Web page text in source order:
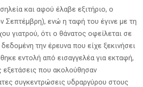
και αφού έλαβε εξιτήριο, ο
Σεπτέμβρη), ενώ η ταφή του έγινε με τη
γιατρού, ότι ο θάνατος οφείλεται σε
την έρευνα που είχε ξεκινήσει
εντολή από εισαγγελέα για εκταφή,
εξετάσεις που ακολούθησαν
συγκεντρώσεις υδραργύρου στους